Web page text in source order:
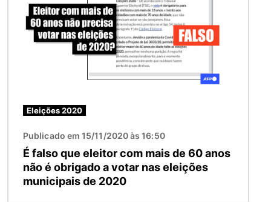
Eleições 2020
Publicado em 15/11/2020 às 16:50
É falso que eleitor com mais de 60 anos
não é obrigado a votar nas eleições
municipais de 2020